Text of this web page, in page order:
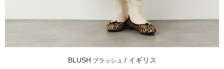
BLUSH ブラッシュ / イギリス